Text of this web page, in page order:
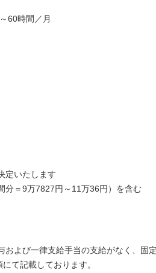
60時間／月
定いたします
分＝9万7827円～11万36円）を含む
および一律支給手当の支給がなく、固
て記載しております。